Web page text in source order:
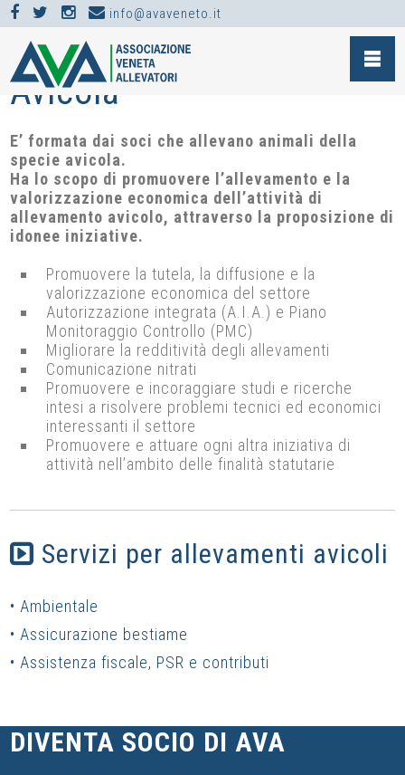
info@avaveneto.it
SEZIONI >AVICOLA >
Avicola
E’ formata dai soci che allevano animali della
specie avicola.
Ha lo scopo di promuovere l’allevamento e la
valorizzazione economica dell’attività di
allevamento avicolo, attraverso la proposizione di
idonee iniziative.
Promuovere la tutela, la diffusione e la
valorizzazione economica del settore
Autorizzazione integrata (A.I.A.) e Piano
Monitoraggio Controllo (PMC)
Migliorare la redditività degli allevamenti
Comunicazione nitrati
Promuovere e incoraggiare studi e ricerche
intesi a risolvere problemi tecnici ed economici
interessanti il settore
Promuovere e attuare ogni altra iniziativa di
attività nell’ambito delle finalità statutarie
Servizi per allevamenti avicoli
• Ambientale
• Assicurazione bestiame
• Assistenza fiscale, PSR e contributi
DIVENTA SOCIO DI AVA